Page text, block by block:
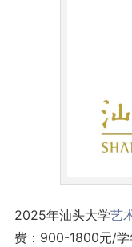
2025年汕头大学艺
费：900-1800元/学